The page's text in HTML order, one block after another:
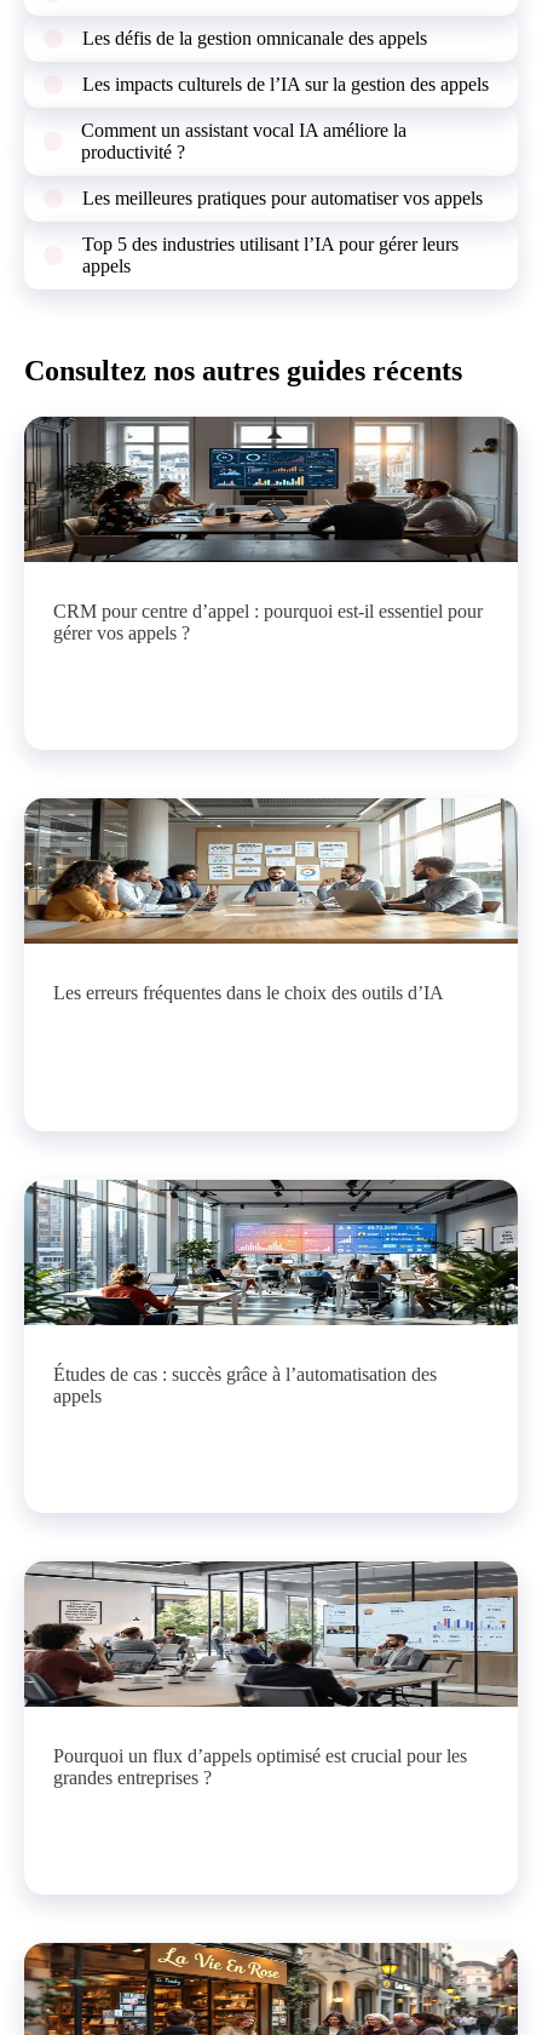
Les défis de la gestion omnicanale des appels
Les impacts culturels de l’IA sur la gestion des appels
Comment un assistant vocal IA améliore la
productivité ?
Les meilleures pratiques pour automatiser vos appels
Top 5 des industries utilisant l’IA pour gérer leurs
appels
Consultez nos autres guides récents
CRM pour centre d’appel : pourquoi est-il essentiel pour
gérer vos appels ?
Les erreurs fréquentes dans le choix des outils d’IA
Études de cas : succès grâce à l’automatisation des
appels
Pourquoi un flux d’appels optimisé est crucial pour les
grandes entreprises ?